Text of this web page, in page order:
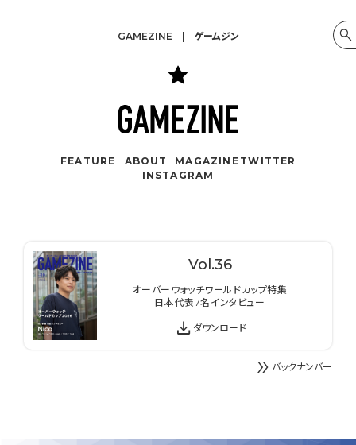
GAMEZINE | ゲームジン
FEATURE ABOUT MAGAZINE TWITTER
INSTAGRAM
Vol.36
オーバーウォッチワールドカップ特集
日本代表7名インタビュー
download ダウンロード
double_arrow バックナンバー